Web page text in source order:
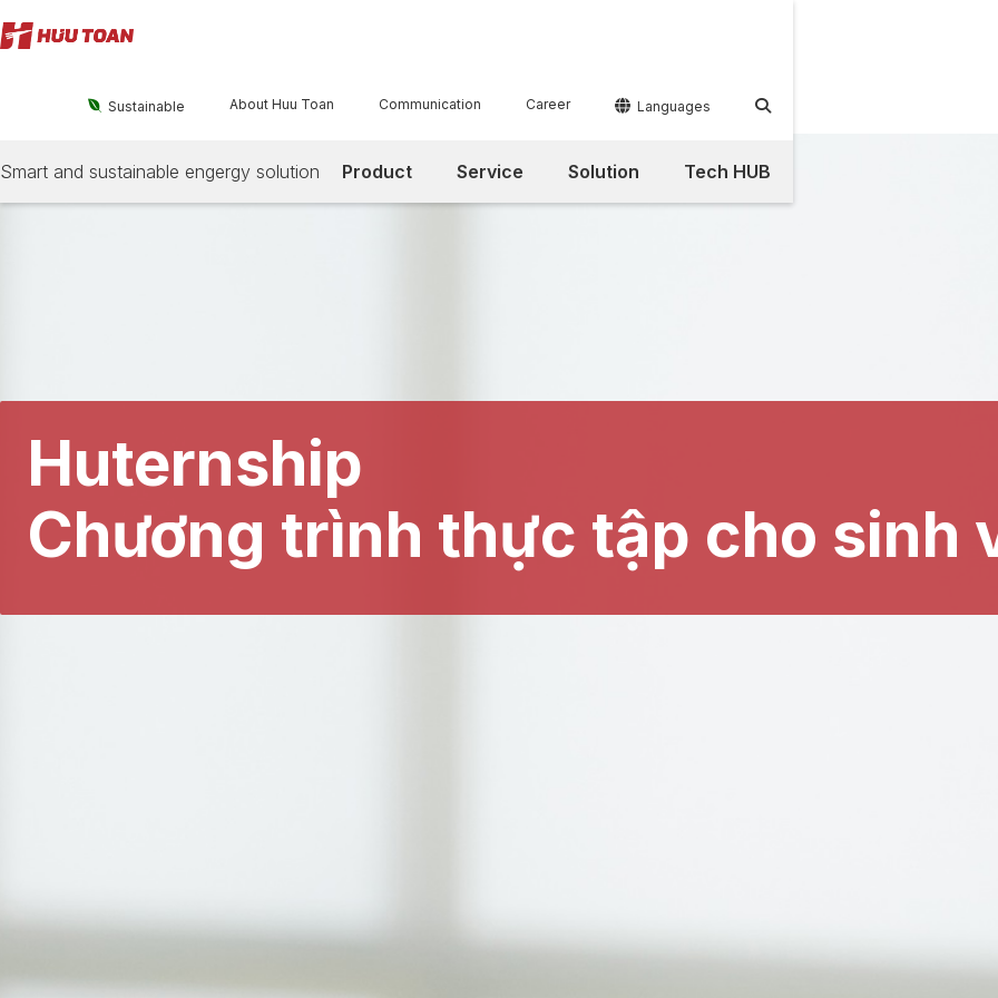
 Sustainable About Huu Toan Communication Career  Languages 
Product Service Solution Tech HUB
Smart and sustainable engergy solution
Huternship
Chương trình thực tập cho sinh